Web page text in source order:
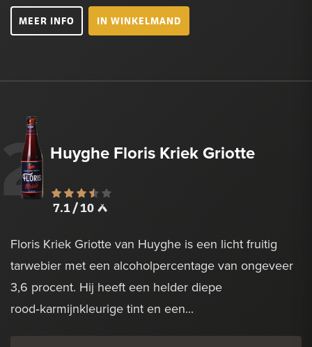
MEER INFO IN WINKELMAND
2 Huyghe Floris Kriek Griotte
7.1 / 10
Floris Kriek Griotte van Huyghe is een licht fruitig
tarwebier met een alcoholpercentage van ongeveer
3,6 procent. Hij heeft een helder diepe
rood‑karmijnkleurige tint en een...